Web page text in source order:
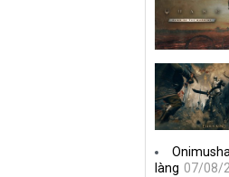
làng 07/08/